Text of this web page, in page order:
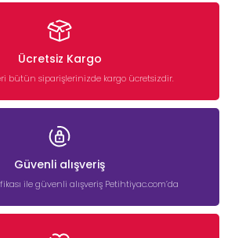
Ücretsiz Kargo
bütün siparişlerinizde kargo ücretsizdir.
Güvenli alışveriş
ile güvenli alışveriş Petihtiyac.com’da